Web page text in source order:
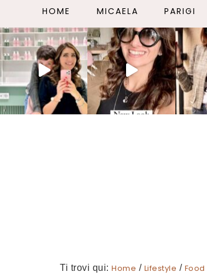
HOME MICAELA PARIGI
Ti trovi qui: Home / Lifestyle / Food